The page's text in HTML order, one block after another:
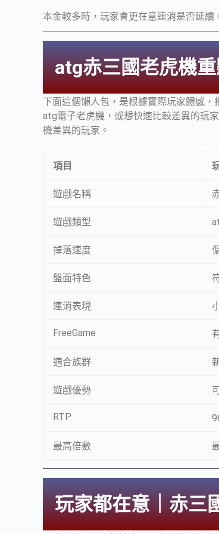
本金較多時，玩家會更在意連消是否延
atg赤三國老虎機
下面這個懶人包，是根據實際玩家體感
atg電子老虎機，或想快速比較差異的玩
機差異的玩家。
項目
遊戲名稱
遊戲類型
掉落速度
盤面特色
連消表現
FreeGame
適合族群
遊戲優勢
RTP
最高倍數
玩家都在意｜赤三